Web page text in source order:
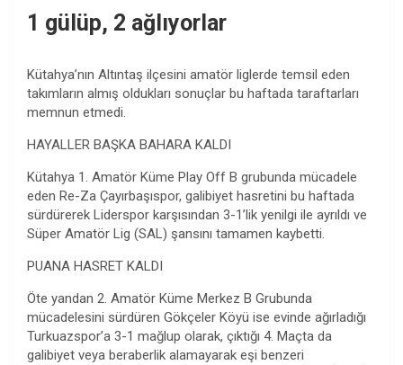
1 gülüp, 2 ağlıyorlar
Kütahya’nın Altıntaş ilçesini amatör liglerde temsil eden
takımların almış oldukları sonuçlar bu haftada taraftarları
memnun etmedi.
HAYALLER BAŞKA BAHARA KALDI
Kütahya 1. Amatör Küme Play Off B grubunda mücadele
eden Re-Za Çayırbaşıspor, galibiyet hasretini bu haftada
sürdürerek Liderspor karşısından 3-1’lik yenilgi ile ayrıldı ve
Süper Amatör Lig (SAL) şansını tamamen kaybetti.
PUANA HASRET KALDI
Öte yandan 2. Amatör Küme Merkez B Grubunda
mücadelesini sürdüren Gökçeler Köyü ise evinde ağırladığı
Turkuazspor’a 3-1 mağlup olarak, çıktığı 4. Maçta da
galibiyet veya beraberlik alamayarak eşi benzeri